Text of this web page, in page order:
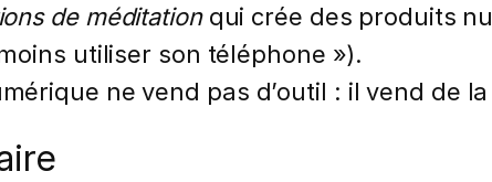
de méditationqui crée des produits
utiliser son téléphone »).
ne vend pas d’outil : il vend de